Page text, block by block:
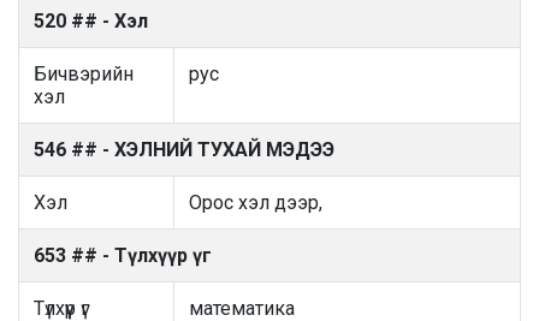
520 ## - Хэл
Бичвэрийн
хэл
рус
546 ## - ХЭЛНИЙ ТУХАЙ МЭДЭЭ
Хэл Орос хэл дээр,
653 ## - Түлхүүр үг
Түлхүүр үг математика